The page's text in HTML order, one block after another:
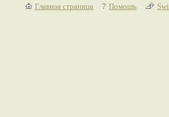
Главная страница Помощь